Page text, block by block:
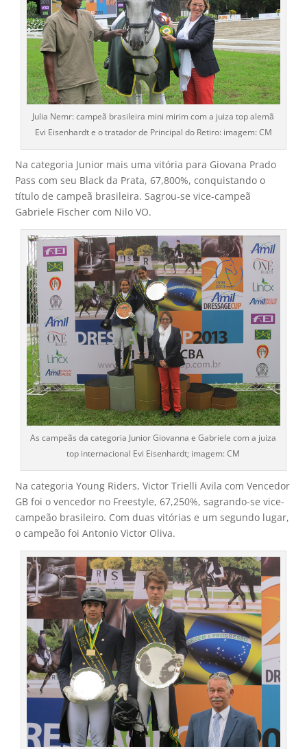
Julia Nemr: campeã brasileira mini mirim com a juiza top alemã
Evi Eisenhardt e o tratador de Principal do Retiro: imagem: CM
Na categoria Junior mais uma vitória para Giovana Prado
Pass com seu Black da Prata, 67,800%, conquistando o
título de campeã brasileira. Sagrou-se vice-campeã
Gabriele Fischer com Nilo VO.
As campeãs da categoria Junior Giovanna e Gabriele com a juiza
top internacional Evi Eisenhardt; imagem: CM
Na categoria Young Riders, Victor Trielli Avila com Vencedor
GB foi o vencedor no Freestyle, 67,250%, sagrando-se vice-
campeão brasileiro. Com duas vitórias e um segundo lugar,
o campeão foi Antonio Victor Oliva.